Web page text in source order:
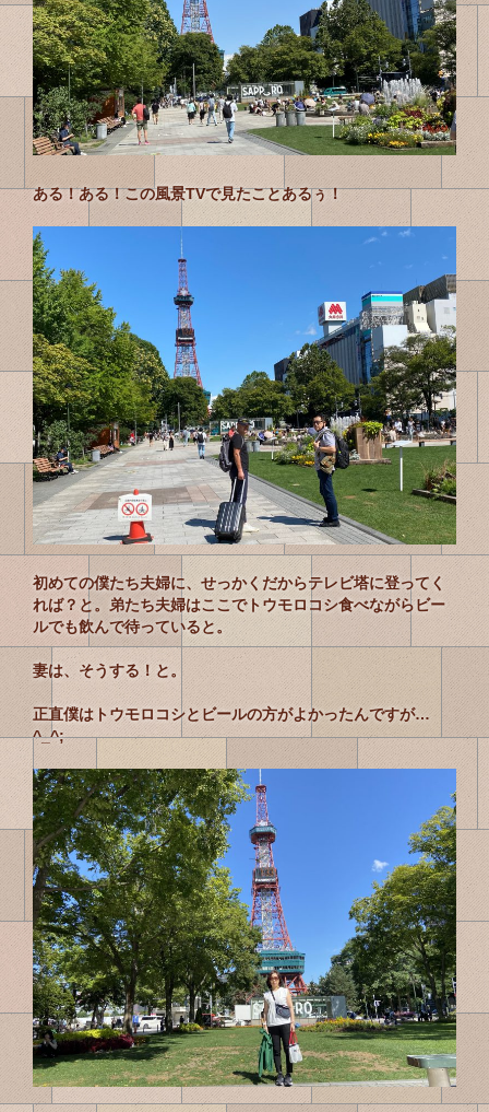
ある！ある！この風景TVで見たことあるぅ！
初めての僕たち夫婦に、せっかくだからテレビ塔に登ってく
れば？と。弟たち夫婦はここでトウモロコシ食べながらビー
ルでも飲んで待っていると。
妻は、そうする！と。
正直僕はトウモロコシとビールの方がよかったんですが…
^_^;